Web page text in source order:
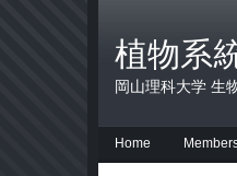
植物系
岡山理科大学 生
Home